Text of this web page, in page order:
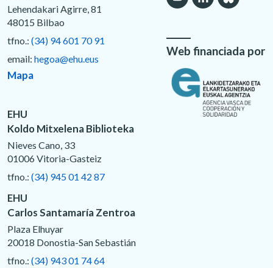
Lehendakari Agirre, 81
48015 Bilbao
tfno.: (34) 94 601 70 91
email: hegoa@ehu.eus
Mapa
EHU
Koldo Mitxelena Biblioteka
Nieves Cano, 33
01006 Vitoria-Gasteiz
tfno.: (34) 945 01 42 87
EHU
Carlos Santamaría Zentroa
Plaza Elhuyar
20018 Donostia-San Sebastián
tfno.: (34) 943 01 74 64
Web financiada por